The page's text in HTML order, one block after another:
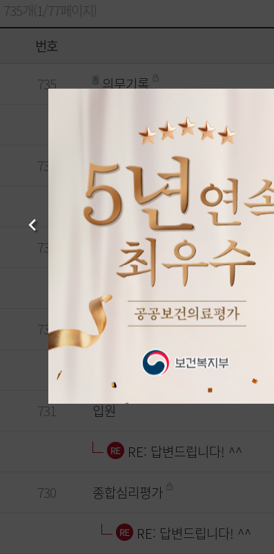
735개(1/77페이지)
번호
735
의무기록
RE: 답변드립니다! ^^
734 병원 퇴원 문의
RE: 답변드립니다! ^^
733 면회
RE: 답변드립니다! ^^
732 입원
RE: 답변드립니다! ^^
731 입원
RE: 답변드립니다! ^^
730 종합심리평가
RE: 답변드립니다! ^^
Previous